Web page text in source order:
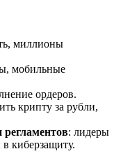
миллионы
мобильные
ордеров.
крипту за рубли,
регламентов: лидеры
киберзащиту.